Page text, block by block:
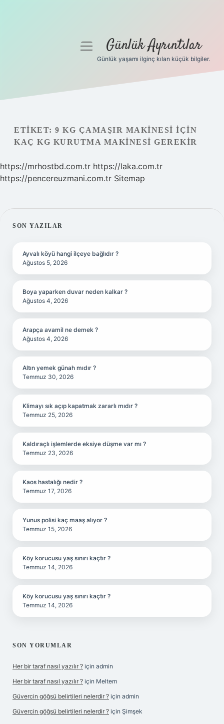
Gizlilik Politikası
Hakkımızda
menüyüGünlük Ayrıntılar
Günlük yaşamı ilginç kılan küçük bilgiler.
ETIKET: 9 KG ÇAMAŞIR MAKINESI IÇIN
KAÇ KG KURUTMA MAKINESI GEREKIR
https://mrhostbd.com.tr https://laka.com.tr
https://pencereuzmani.com.tr Sitemap
SIDEBAR
SON YAZILAR
Ayvalı köyü hangi ilçeye bağlıdır ?
Ağustos 5, 2026
Boya yaparken duvar neden kalkar ?
Ağustos 4, 2026
Arapça avamil ne demek ?
Ağustos 4, 2026
Altın yemek günah mıdır ?
Temmuz 30, 2026
Klimayı sık açıp kapatmak zararlı mıdır ?
Temmuz 25, 2026
Kaldıraçlı işlemlerde eksiye düşme var mı ?
Temmuz 23, 2026
Kaos hastalığı nedir ?
Temmuz 17, 2026
Yunus polisi kaç maaş alıyor ?
Temmuz 15, 2026
Köy korucusu yaş sınırı kaçtır ?
Temmuz 14, 2026
Köy korucusu yaş sınırı kaçtır ?
Temmuz 14, 2026
SON YORUMLAR
Her bir taraf nasıl yazılır ? için admin
Her bir taraf nasıl yazılır ? için Meltem
Güvercin göğsü belirtileri nelerdir ? için admin
Güvercin göğsü belirtileri nelerdir ? için Şimşek